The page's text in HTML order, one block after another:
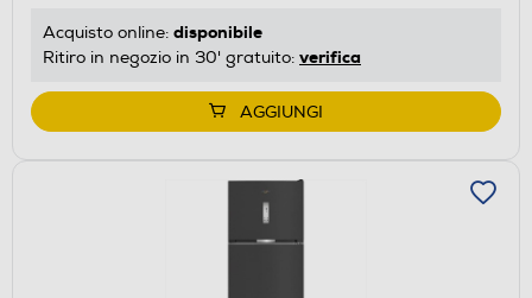
energetico
Youreko.
Acquisto online: disponibile
Ritiro in negozio in 30' gratuito: verifica
AGGIUNGI